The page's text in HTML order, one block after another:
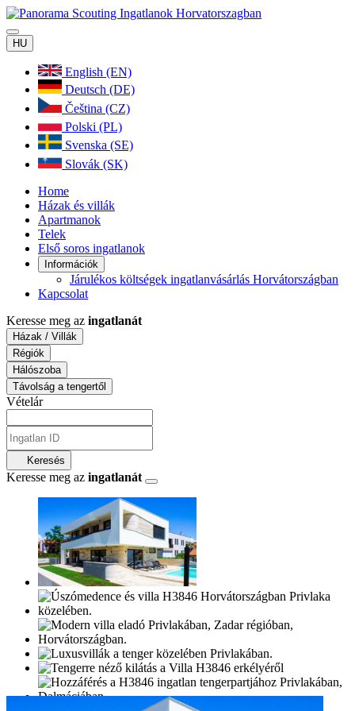
HU
English (EN)
Deutsch (DE)
Čeština (CZ)
Polski (PL)
Svenska (SE)
Slovák (SK)
Home
Házak és villák
Apartmanok
Telek
Első soros ingatlanok
Információk
Járulékos költségek ingatlanvásárlás Horvátországban
Kapcsolat
Keresse meg az ingatlanát
Házak / Villák
Régiók
Hálószoba
Távolság a tengertől
Vételár
Keresés
Keresse meg az ingatlanát